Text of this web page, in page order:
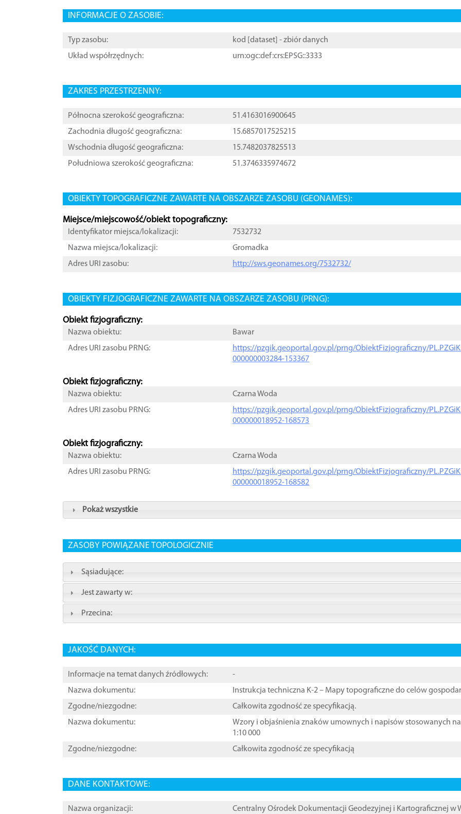
INFORMACJE O ZASOBIE:
Typ zasobu: kod [ dataset ] - zbiór danych
Układ współrzędnych:
urn:ogc:def:crs:EPSG::3333
ZAKRES PRZESTRZENNY:
Północna szerokość geograficzna:
51.4163016900645
Zachodnia długość geograficzna:
15.6857017525215
Wschodnia długość geograficzna:
15.7482037825513
Południowa szerokość geograficzna:
51.3746335974672
OBIEKTY TOPOGRAFICZNE ZAWARTE NA OBSZARZE ZASOBU (GEONAMES):
Miejsce/miejscowość/obiekt topograficzny:
Identyfikator miejsca/lokalizacji:
7532732
Nazwa miejsca/lokalizacji:
Gromadka
Adres URI zasobu:
http://sws.geonames.org/7532732/
OBIEKTY FIZJOGRAFICZNE ZAWARTE NA OBSZARZE ZASOBU (PRNG):
Obiekt fizjograficzny:
Nazwa obiektu:
Bawar
Adres URI zasobu PRNG:
https://pzgik.geoportal.gov.pl/prng/ObiektFizjograficzny/
000000003284-153367
Obiekt fizjograficzny:
Nazwa obiektu:
Czarna Woda
Adres URI zasobu PRNG:
https://pzgik.geoportal.gov.pl/prng/ObiektFizjograficzny/
000000018952-168573
Obiekt fizjograficzny:
Nazwa obiektu:
Czarna Woda
Adres URI zasobu PRNG:
https://pzgik.geoportal.gov.pl/prng/ObiektFizjograficzny/
000000018952-168582
Pokaż wszystkie
ZASOBY POWIĄZANE TOPOLOGICZNIE
Sąsiadujące:
Jest zawarty w:
Przecina:
JAKOŚĆ DANYCH:
Informacje na temat danych źródłowych:
-
Nazwa dokumentu:
Instrukcja techniczna K-2 – Mapy topograficzne do celów
Zgodne/niezgodne:
Całkowita zgodność ze specyfikacją.
Nazwa dokumentu:
Wzory i objaśnienia znaków umownych i napisów stosowanych
1:10 000
Zgodne/niezgodne:
Całkowita zgodność ze specyfikacją
DANE KONTAKTOWE:
Nazwa organizacji: Centralny Ośrodek Dokumentacji Geodezyjnej i Kartograficznej w